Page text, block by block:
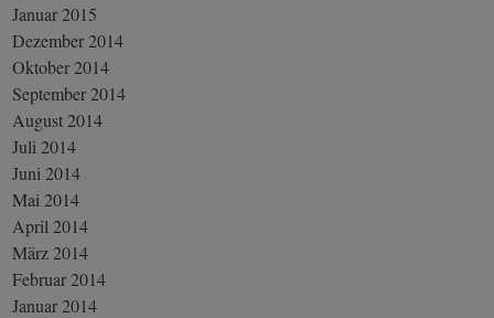
Januar 2015
Dezember 2014
Oktober 2014
September 2014
August 2014
Juli 2014
Juni 2014
Mai 2014
April 2014
März 2014
Februar 2014
Januar 2014